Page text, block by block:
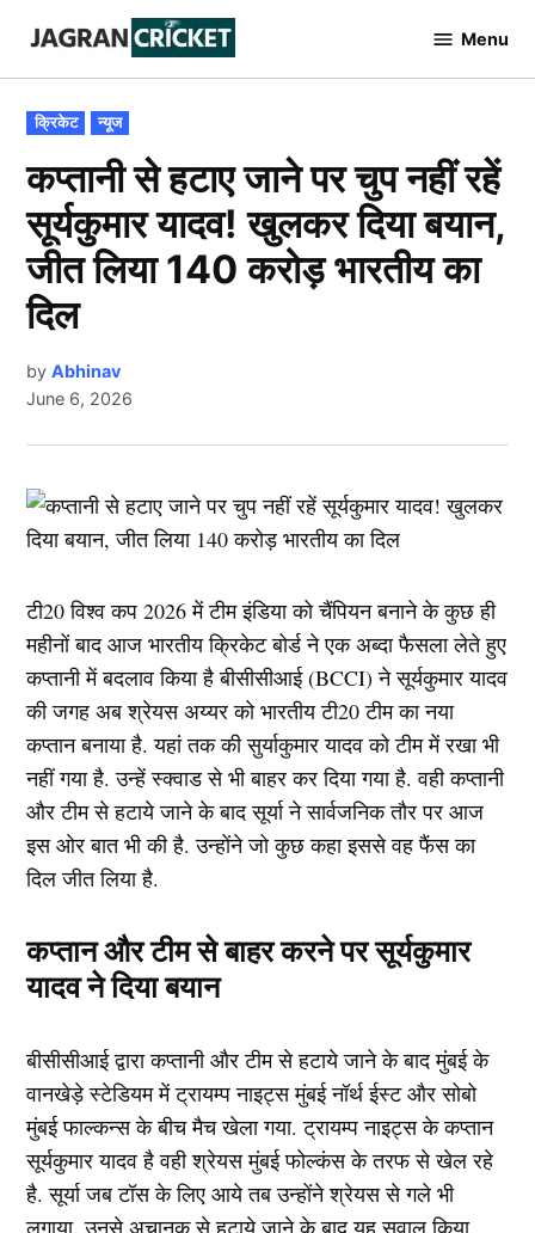
content
Cricket
Menu
POSTED
IN
क्रिकेट न्यूज
कप्तानी से हटाए जाने पर चुप नहीं रहें
सूर्यकुमार यादव! खुलकर दिया बयान,
जीत लिया 140 करोड़ भारतीय का
दिल
by Abhinav
June 6, 2026
टी20 विश्व कप 2026 में टीम इंडिया को चैंपियन बनाने के कुछ ही
महीनों बाद आज भारतीय क्रिकेट बोर्ड ने एक अब्दा फैसला लेते हुए
कप्तानी में बदलाव किया है बीसीसीआई (BCCI) ने सूर्यकुमार यादव
की जगह अब श्रेयस अय्यर को भारतीय टी20 टीम का नया
कप्तान बनाया है. यहां तक की सुर्याकुमार यादव को टीम में रखा भी
नहीं गया है. उन्हें स्क्वाड से भी बाहर कर दिया गया है. वही कप्तानी
और टीम से हटाये जाने के बाद सूर्या ने सार्वजनिक तौर पर आज
इस ओर बात भी की है. उन्होंने जो कुछ कहा इससे वह फैंस का
दिल जीत लिया है.
कप्तान और टीम से बाहर करने पर सूर्यकुमार
यादव ने दिया बयान
बीसीसीआई द्वारा कप्तानी और टीम से हटाये जाने के बाद मुंबई के
वानखेड़े स्टेडियम में ट्रायम्प नाइट्स मुंबई नॉर्थ ईस्ट और सोबो
मुंबई फाल्कन्स के बीच मैच खेला गया. ट्रायम्प नाइट्स के कप्तान
सूर्यकुमार यादव है वही श्रेयस मुंबई फोल्कंस के तरफ से खेल रहे
है. सूर्या जब टॉस के लिए आये तब उन्होंने श्रेयस से गले भी
लगाया. उनसे अचानक से हटाये जाने के बाद यह सवाल किया